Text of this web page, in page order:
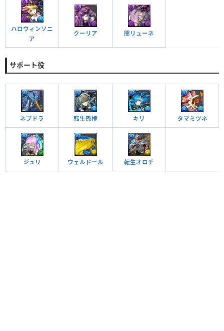
ハロウィンソニ
ア
クーリア 闇リューネ
サポート役
ネプドラ 転生孫権 キリ タマミツネ
ジュリ ウェルドール 転生オロチ